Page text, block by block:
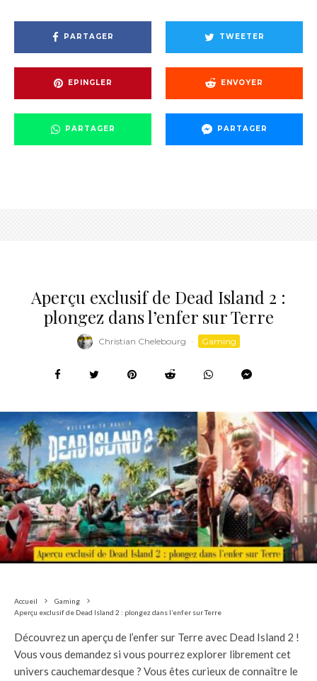
PARTAGER TWEETER
EPINGLER ENVOYER
PARTAGER PARTAGER
Aperçu exclusif de Dead Island 2 :
plongez dans l’enfer sur Terre
Christian Chelebourg · Gaming
Accueil
Gaming
Aperçu exclusif de Dead Island 2 : plongez dans l’enfer sur Terre
Découvrez un aperçu de l’enfer sur Terre avec Dead Island 2 !
Vous vous demandez si vous pourrez explorer librement cet
univers cauchemardesque ? Vous êtes curieux de connaître le